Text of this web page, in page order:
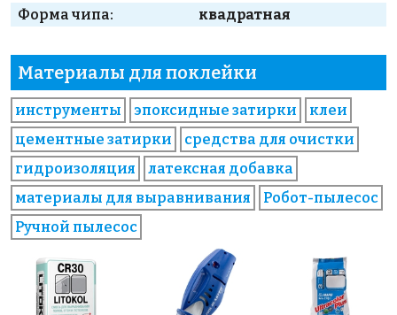
Форма чипа:
квадратная
Материалы для поклейки
инструменты эпоксидные затирки
клеи
цементные затирки
средства для очистки
гидроизоляция
латексная добавка
материалы для выравнивания
Робот-пылесос
Ручной пылесос